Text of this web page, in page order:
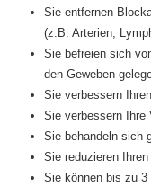
Sie entfernen
(z.B. Arterien,
Sie befreien sich
den Geweben
Sie verbessern
Sie verbessern Ihre
Sie behandeln sich
Sie reduzieren
Sie können bis zu